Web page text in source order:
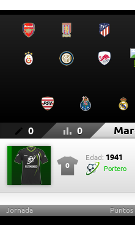
0 0
0
Edad: 1941
Portero
Jornada Puntos